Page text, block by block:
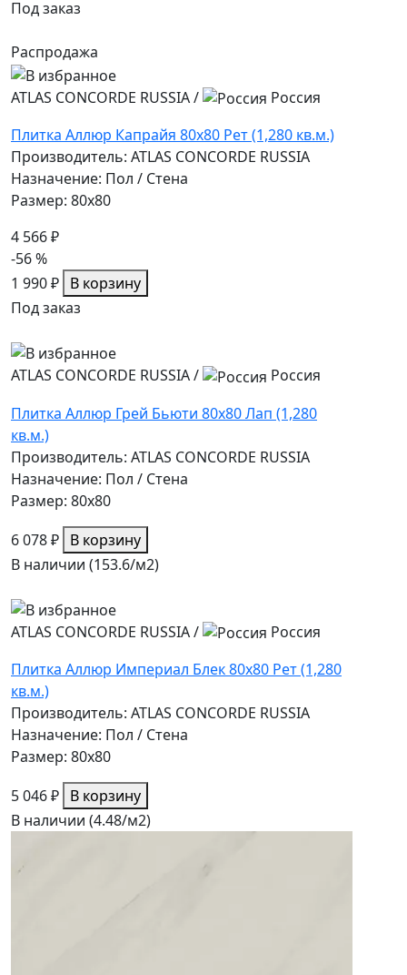
Под заказ
Распродажа
ATLAS CONCORDE RUSSIA/
Россия
Плитка Аллюр Капрайя 80x80 Рет (1,280 кв.м.)
Производитель: ATLAS CONCORDE RUSSIA
Назначение: Пол / Стена
Размер: 80x80
4 566 ₽
-56 %
1 990 ₽ В корзину
Под заказ
ATLAS CONCORDE RUSSIA/
Россия
Плитка Аллюр Грей Бьюти 80x80 Лап (1,280
кв.м.)
Производитель: ATLAS CONCORDE RUSSIA
Назначение: Пол / Стена
Размер: 80x80
6 078 ₽ В корзину
В наличии (153.6/м2)
ATLAS CONCORDE RUSSIA/
Россия
Плитка Аллюр Империал Блек 80x80 Рет (1,280
кв.м.)
Производитель: ATLAS CONCORDE RUSSIA
Назначение: Пол / Стена
Размер: 80x80
5 046 ₽ В корзину
В наличии (4.48/м2)